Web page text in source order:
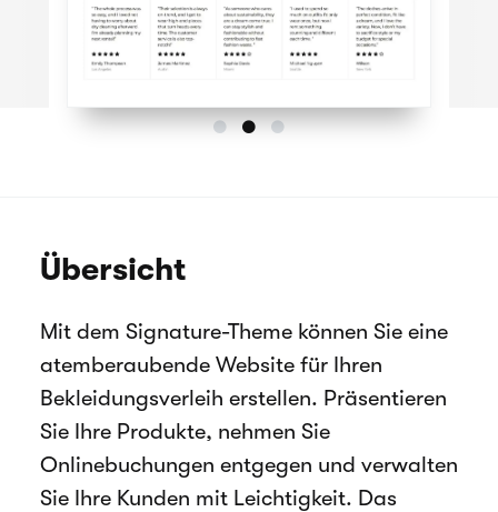
Übersicht
Mit dem Signature-Theme können Sie eine
atemberaubende Website für Ihren
Bekleidungsverleih erstellen. Präsentieren
Sie Ihre Produkte, nehmen Sie
Onlinebuchungen entgegen und verwalten
Sie Ihre Kunden mit Leichtigkeit. Das